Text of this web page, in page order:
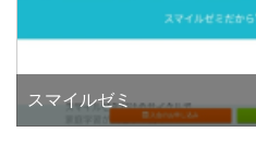
スマイルゼミ